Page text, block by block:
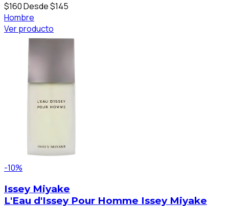
$160Desde $145
Hombre
Ver producto
-10%
Issey Miyake
L'Eau d'Issey Pour Homme Issey Miyake